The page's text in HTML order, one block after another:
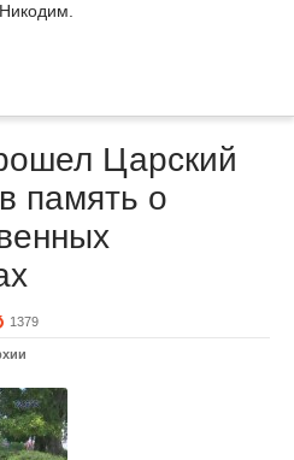
Царский
память о
1379